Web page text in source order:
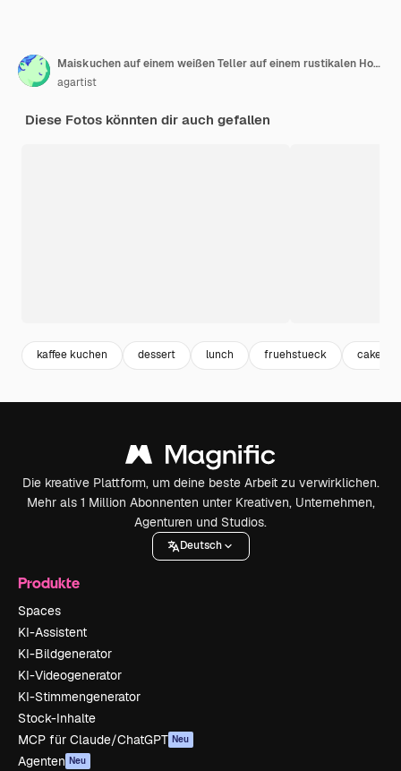
Maiskuchen auf einem weißen Teller auf einem rustikalen Holztisch Typische brasilianische Partygerichte
agartist
Diese Fotos könnten dir auch gefallen
kaffee kuchen dessert lunch fruehstueck cake
Die kreative Plattform, um deine beste Arbeit zu verwirklichen.
Mehr als 1 Million Abonnenten unter Kreativen, Unternehmen,
Agenturen und Studios.
Deutsch
Produkte
Spaces
KI-Assistent
KI-Bildgenerator
KI-Videogenerator
KI-Stimmengenerator
Stock-Inhalte
MCP für Claude/ChatGPT Neu
Agenten Neu